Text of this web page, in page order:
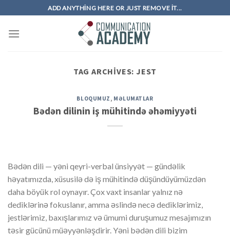
to
content
ADD ANYTHING HERE OR JUST REMOVE IT...
TAG ARCHIVES: JEST
BLOQUMUZ , MƏLUMATLAR
Bədən dilinin iş mühitində əhəmiyyəti
Bədən dili — yəni qeyri-verbal ünsiyyət — gündəlik
həyatımızda, xüsusilə də iş mühitində düşündüyümüzdən
daha böyük rol oynayır. Çox vaxt insanlar yalnız nə
dediklərinə fokuslanır, amma əslində necə dediklərimiz,
jestlərimiz, baxışlarımız və ümumi duruşumuz mesajımızın
təsir gücünü müəyyənləşdirir. Yəni bədən dili bizim